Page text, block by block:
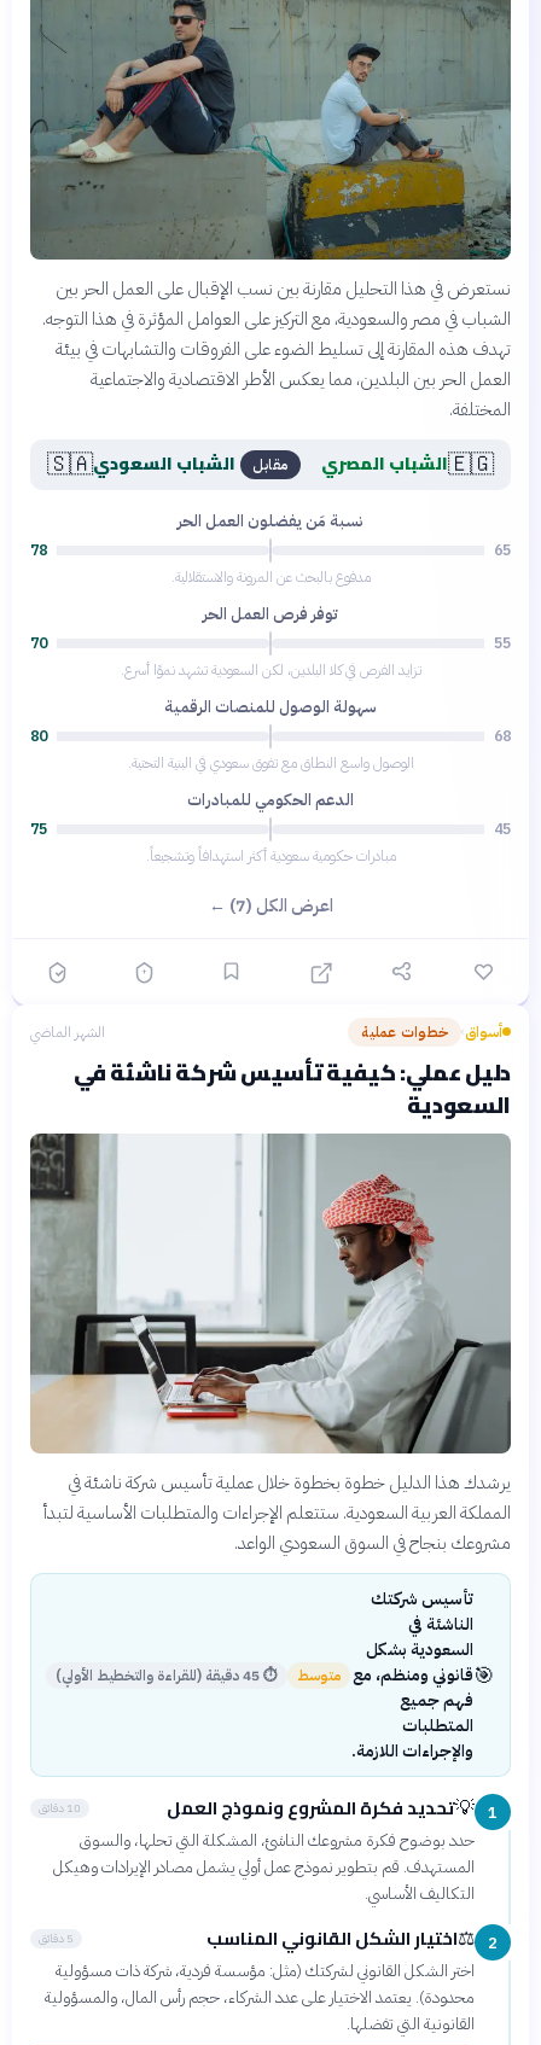
نستعرض في هذا التحليل مقارنة بين نسب الإقبال على العمل الحر بين
الشباب في مصر والسعودية، مع التركيز على العوامل المؤثرة في هذا التوجه.
تهدف هذه المقارنة إلى تسليط الضوء على الفروقات والتشابهات في بيئة
العمل الحر بين البلدين، مما يعكس الأطر الاقتصادية والاجتماعية
المختلفة.
🇪🇬الشباب المصري مقابل الشباب السعودي🇸🇦
نسبة مَن يفضلون العمل الحر
65
78
مدفوع بالبحث عن المرونة والاستقلالية.
توفر فرص العمل الحر
55
70
تزايد الفرص في كلا البلدين، لكن السعودية تشهد نموًا أسرع.
سهولة الوصول للمنصات الرقمية
68
80
الوصول واسع النطاق مع تفوق سعودي في البنية التحتية.
الدعم الحكومي للمبادرات
45
75
مبادرات حكومية سعودية أكثر استهدافاً وتشجيعاً.
اعرض الكل (7) ←
أسواق› خطوات عملية الشهر الماضي
دليل عملي: كيفية تأسيس شركة ناشئة في
السعودية
يرشدك هذا الدليل خطوة بخطوة خلال عملية تأسيس شركة ناشئة في
المملكة العربية السعودية. ستتعلم الإجراءات والمتطلبات الأساسية لتبدأ
مشروعك بنجاح في السوق السعودي الواعد.
🎯
تأسيس شركتك
الناشئة في
السعودية بشكل
قانوني ومنظم، مع
فهم جميع
المتطلبات
والإجراءات اللازمة.
متوسط ⏱45 دقيقة (للقراءة والتخطيط الأولي)
1
💡تحديد فكرة المشروع ونموذج العمل 10 دقائق
حدد بوضوح فكرة مشروعك الناشئ، المشكلة التي تحلها، والسوق
المستهدف. قم بتطوير نموذج عمل أولي يشمل مصادر الإيرادات وهيكل
التكاليف الأساسي.
2
⚖️اختيار الشكل القانوني المناسب 5 دقائق
اختر الشكل القانوني لشركتك (مثل: مؤسسة فردية، شركة ذات مسؤولية
محدودة). يعتمد الاختيار على عدد الشركاء، حجم رأس المال، والمسؤولية
القانونية التي تفضلها.